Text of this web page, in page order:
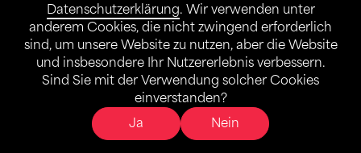
Datenschutzerklärung. Wir verwenden unter
anderem Cookies, die nicht zwingend erforderlich
sind, um unsere Website zu nutzen, aber die Website
und insbesondere Ihr Nutzererlebnis verbessern.
Sind Sie mit der Verwendung solcher Cookies
einverstanden?
Ja
Nein